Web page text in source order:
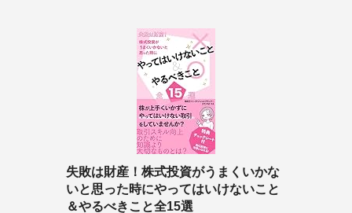
失敗は財産！株式投資がうまくいかな
いと思った時にやってはいけないこと
＆やるべきこと全15選